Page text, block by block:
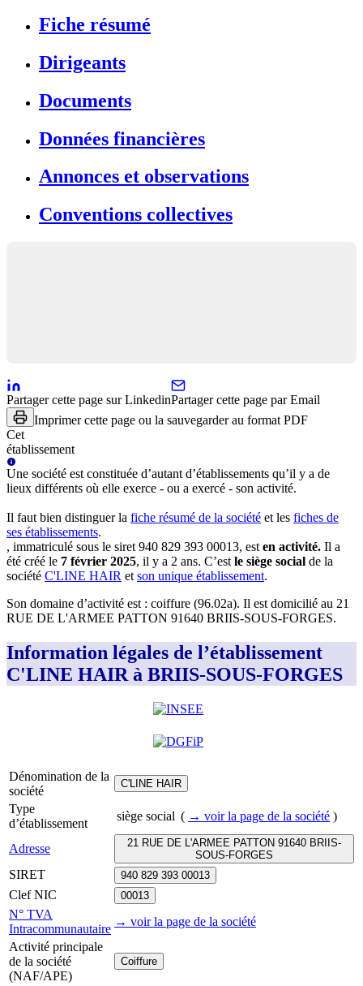
Fiche résumé
Dirigeants
Documents
Données financières
Annonces et observations
Conventions collectives
Partager cette page sur LinkedinPartager cette page par Email
Imprimer cette page ou la sauvegarder au format PDF
Cet
établissement
Une société est constituée d’autant d’établissements qu’il y a de
lieux différents où elle exerce - ou a exercé - son activité.
Il faut bien distinguer la fiche résumé de la société et les fiches de
ses établissements.
, immatriculé sous le siret 940 829 393 00013, est en activité. Il a
été créé le 7 février 2025, il y a 2 ans. C’est le siège social de la
société C'LINE HAIR et son unique établissement.
Son domaine d’activité est : coiffure (96.02a). Il est domicilié au 21
RUE DE L'ARMEE PATTON 91640 BRIIS-SOUS-FORGES.
Information légales de l’établissement
C'LINE HAIR à BRIIS-SOUS-FORGES
Dénomination de la
société
C'LINE HAIR
Type
d’établissement
siège social ( → voir la page de la société )
Adresse
21 RUE DE L'ARMEE PATTON 91640 BRIIS-
SOUS-FORGES
SIRET 940 829 393 00013
Clef NIC 00013
N° TVA
Intracommunautaire
→ voir la page de la société
Activité principale
de la société
(NAF/APE)
Coiffure